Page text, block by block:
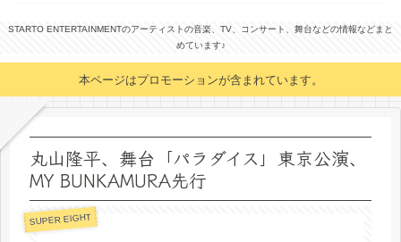
STARTO ENTERTAINMENTのアーティストの音楽、TV、コンサート、舞台などの情報などまと
めています♪
本ページはプロモーションが含まれています。
丸山隆平、舞台「パラダイス」東京公演、
MY BUNKAMURA先行
SUPER EIGHT